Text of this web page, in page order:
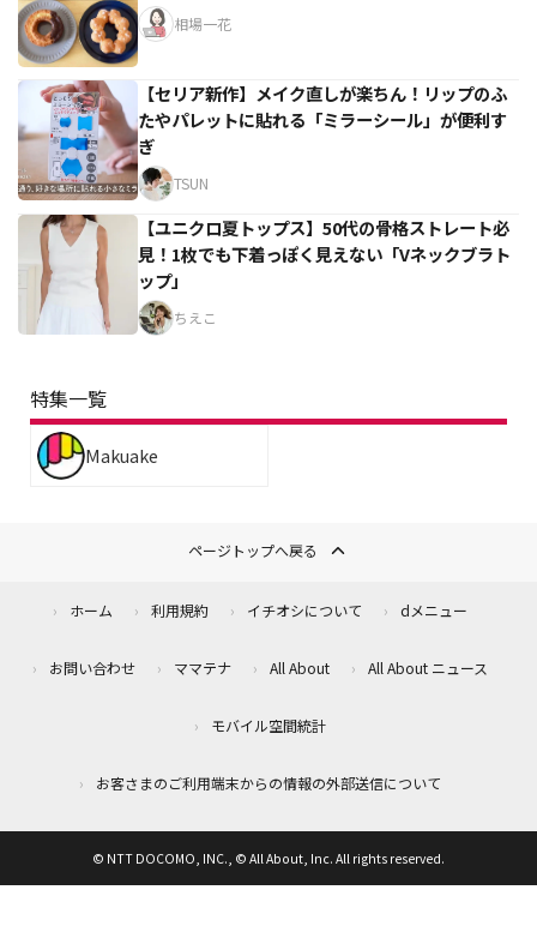
相場一花
【セリア新作】メイク直しが楽ちん！リップのふ
たやパレットに貼れる「ミラーシール」が便利す
ぎ
TSUN
【ユニクロ夏トップス】50代の骨格ストレート必
見！1枚でも下着っぽく見えない「Vネックブラト
ップ」
ちえこ
特集一覧
Makuake
ページトップへ戻る
ホーム 利用規約 イチオシについて dメニュー
お問い合わせ ママテナ All About All About ニュース
モバイル空間統計
お客さまのご利用端末からの情報の外部送信について
© NTT DOCOMO, INC., © All About, Inc. All rights reserved.